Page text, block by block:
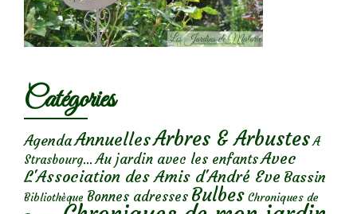
Catégories
AgendaAnnuellesArbres & Arbustes A
Strasbourg... Au jardin avec les enfantsAvec
L'Association des Amis d'André Eve Bassin
Bibliothèque Bonnes adresses Bulbes Chroniques de